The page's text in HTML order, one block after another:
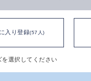
入り登録(57人)
選択してください